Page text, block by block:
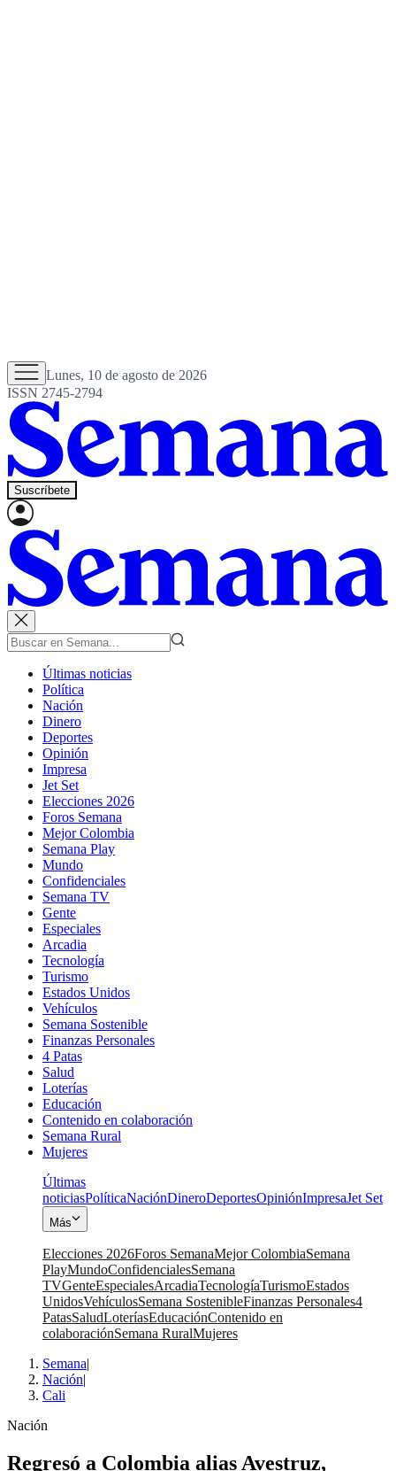
Lunes, 10 de agosto de 2026
ISSN 2745-2794
Suscríbete
Últimas noticias
Política
Nación
Dinero
Deportes
Opinión
Impresa
Jet Set
Elecciones 2026
Foros Semana
Mejor Colombia
Semana Play
Mundo
Confidenciales
Semana TV
Gente
Especiales
Arcadia
Tecnología
Turismo
Estados Unidos
Vehículos
Semana Sostenible
Finanzas Personales
4 Patas
Salud
Loterías
Educación
Contenido en colaboración
Semana Rural
Mujeres
Últimas
noticiasPolíticaNaciónDineroDeportesOpiniónImpresaJet Set
Más
Elecciones 2026Foros SemanaMejor ColombiaSemana
PlayMundoConfidencialesSemana
TVGenteEspecialesArcadiaTecnologíaTurismoEstados
UnidosVehículosSemana SostenibleFinanzas Personales4
PatasSaludLoteríasEducaciónContenido en
colaboraciónSemana RuralMujeres
Semana|
Nación|
Cali
Nación
Regresó a Colombia alias Avestruz,